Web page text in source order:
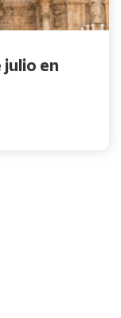
julio en